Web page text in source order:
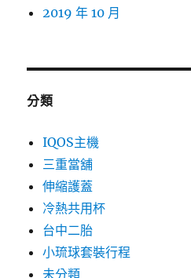
2019 年 10 月
分類
IQOS主機
三重當舖
伸縮護蓋
冷熱共用杯
台中二胎
小琉球套裝行程
未分類